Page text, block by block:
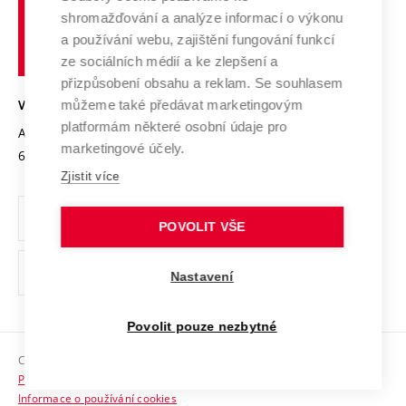
Výzkumné infrastruktury
Transfer znalostí
Open Science
Projekty
Projekty ze strukturálních fondů
Specifický výzkum
Mezinárodní dohody
Univerzitní sítě
Udržitelná univerzita
Podnikavá univerzita / ContriBUTe
Bezpečná univerzita
Vyznamenání
Organizační struktura
Ochrana osobních údajů
odkaz)
Sociální bezpečí
HR Award
učení
technické
Brně
VYSOKÉ UČENÍ TECHNICKÉ V BRNĚ
Antonínská 548/1
602 00 Brno
www.vut.cz
vut@vutbr.cz
Copyright © 2026 VUT
Prohlášení o přístupnosti
Informace o používání cookies
shromažďování a analýze informací o výkonu
a používání webu, zajištění fungování funkcí
ze sociálních médií a ke zlepšení a
přizpůsobení obsahu a reklam. Se souhlasem
můžeme také předávat marketingovým
platformám některé osobní údaje pro
marketingové účely.
Zjistit více
POVOLIT VŠE
Nastavení
Povolit pouze nezbytné